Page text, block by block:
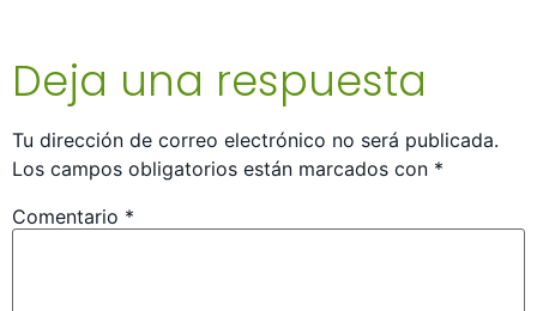
Deja una respuesta
Tu dirección de correo electrónico no será publicada.
Los campos obligatorios están marcados con *
Comentario *